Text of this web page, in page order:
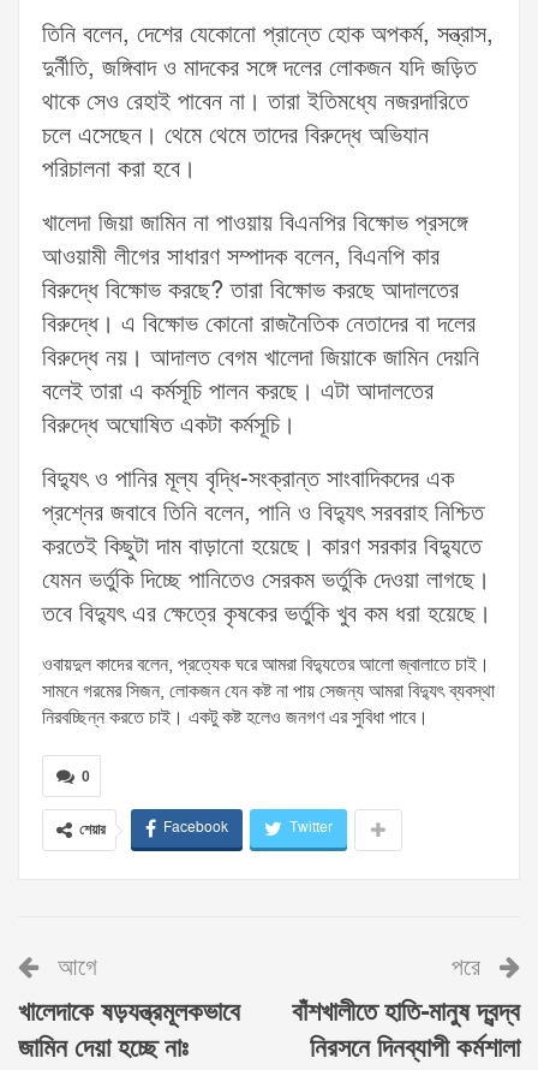
তিনি বলেন, দেশের যেকোনো প্রান্তে হোক অপকর্ম, সন্ত্রাস,
দুর্নীতি, জঙ্গিবাদ ও মাদকের সঙ্গে দলের লোকজন যদি জড়িত
থাকে সেও রেহাই পাবেন না। তারা ইতিমধ্যে নজরদারিতে
চলে এসেছেন। থেমে থেমে তাদের বিরুদ্ধে অভিযান
পরিচালনা করা হবে।
খালেদা জিয়া জামিন না পাওয়ায় বিএনপির বিক্ষোভ প্রসঙ্গে
আওয়ামী লীগের সাধারণ সম্পাদক বলেন, বিএনপি কার
বিরুদ্ধে বিক্ষোভ করছে? তারা বিক্ষোভ করছে আদালতের
বিরুদ্ধে। এ বিক্ষোভ কোনো রাজনৈতিক নেতাদের বা দলের
বিরুদ্ধে নয়। আদালত বেগম খালেদা জিয়াকে জামিন দেয়নি
বলেই তারা এ কর্মসূচি পালন করছে। এটা আদালতের
বিরুদ্ধে অঘোষিত একটা কর্মসূচি।
বিদ্যুৎ ও পানির মূল্য বৃদ্ধি-সংক্রান্ত সাংবাদিকদের এক
প্রশ্নের জবাবে তিনি বলেন, পানি ও বিদ্যুৎ সরবরাহ নিশ্চিত
করতেই কিছুটা দাম বাড়ানো হয়েছে। কারণ সরকার বিদ্যুতে
যেমন ভর্তুকি দিচ্ছে পানিতেও সেরকম ভর্তুকি দেওয়া লাগছে।
তবে বিদ্যুৎ এর ক্ষেত্রে কৃষকের ভর্তুকি খুব কম ধরা হয়েছে।
ওবায়দুল কাদের বলেন, প্রত্যেক ঘরে আমরা বিদ্যুতের আলো জ্বালাতে চাই।
সামনে গরমের সিজন, লোকজন যেন কষ্ট না পায় সেজন্য আমরা বিদ্যুৎ ব্যবস্থা
নিরবচ্ছিন্ন করতে চাই। একটু কষ্ট হলেও জনগণ এর সুবিধা পাবে।
0
শেয়ার Facebook Twitter
আগে
খালেদাকে ষড়যন্ত্রমূলকভাবে
জামিন দেয়া হচ্ছে নাঃ
পরে
বাঁশখালীতে হাতি-মানুষ দ্বন্দ্ব
নিরসনে দিনব্যাপী কর্মশালা